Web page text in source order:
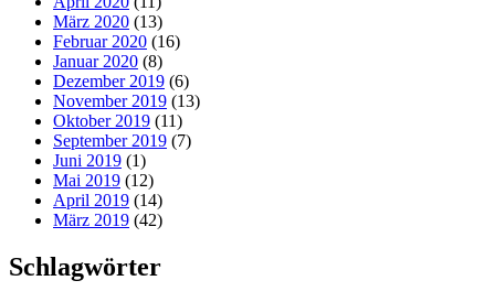
März 2020 (13)
Februar 2020 (16)
Januar 2020 (8)
Dezember 2019 (6)
November 2019 (13)
Oktober 2019 (11)
September 2019 (7)
Juni 2019 (1)
Mai 2019 (12)
April 2019 (14)
März 2019 (42)
Schlagwörter